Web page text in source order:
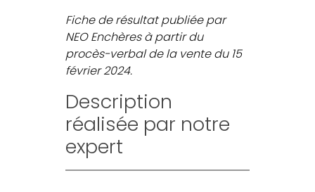
Fiche de résultat publiée par
NEO Enchères à partir du
procès-verbal de la vente du 15
février 2024.
Description
réalisée par notre
expert